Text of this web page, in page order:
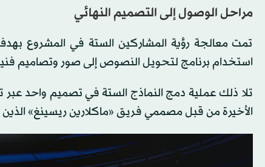
مراحل الوصول إلى التصميم النهائي
تمت معالجة رؤية المشاركين الستة في المشروع
استخدام برنامج لتحويل النصوص إلى صور وتصاميم
تلا ذلك عملية دمج النماذج الستة في تصميم واحد
الأخيرة من قبل مصممي فريق «ماكلارين ريسينغ»